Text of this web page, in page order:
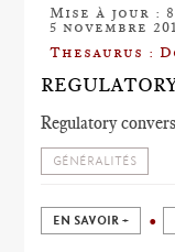
Mise à jour :
5 novembre
Thesaurus :
Regulatory
GÉNÉRALITÉS
EN SAVOIR +